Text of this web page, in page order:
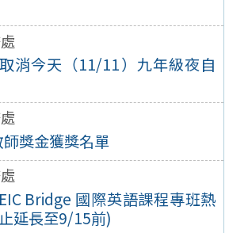
消今天（11/11）九年級夜自
獎金獲獎名單
Bridge 國際英語課程專班熱
延長至9/15前)